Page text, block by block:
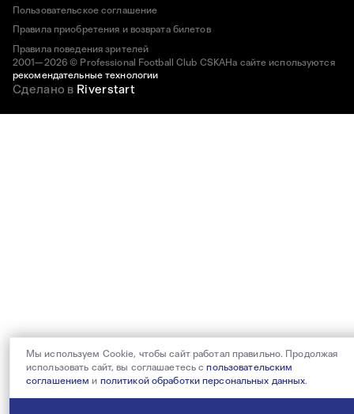
2001—2026 © Professional Football Club CSKAНа сайте используются
рекомендательные технологии
Пользовательское соглашение
Правила приобретения и возврата билетов
Правила поведения зрителей
Сделано в Riverstart
Мы используем Cookie, чтобы сайт работал правильно. Продолжая
использовать сайт, вы соглашаетесь спользовательским
соглашением и политикой обработки персональных данных.